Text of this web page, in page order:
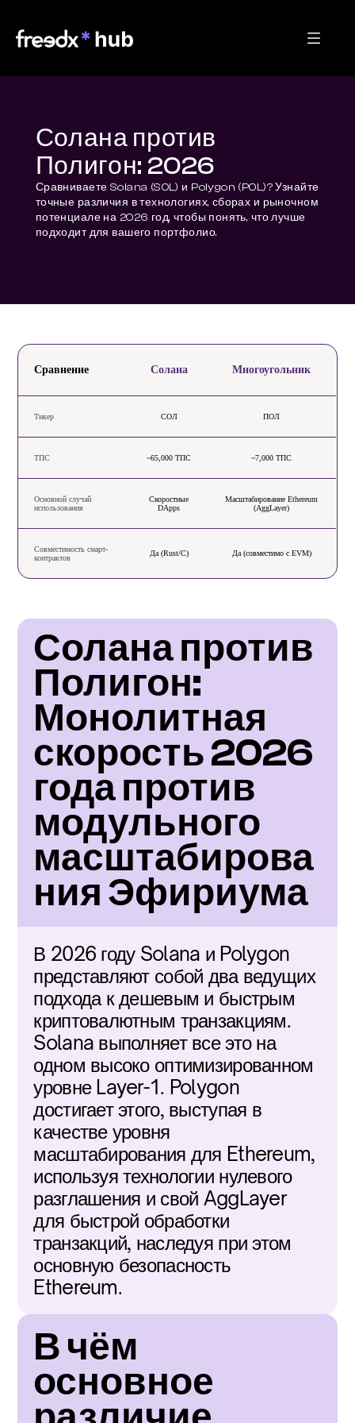
Солана против
Полигон: 2026
Сравниваете Solana (SOL) и Polygon (POL)? Узнайте
точные различия в технологиях, сборах и рыночном
потенциале на 2026 год, чтобы понять, что лучше
подходит для вашего портфолио.
Сравнение Солана Многоугольник
Тикер СОЛ ПОЛ
ТПС ~65,000 ТПС ~7,000 ТПС
Основной случай
использования
Скоростные
DApps
Масштабирование Ethereum
(AggLayer)
Совместимость смарт-
контрактов
Да (Rust/C) Да (совместимо с EVM)
Солана против
Полигон:
Монолитная
скорость 2026
года против
модульного
масштабирова
ния Эфириума
В 2026 году Solana и Polygon
представляют собой два ведущих
подхода к дешевым и быстрым
криптовалютным транзакциям.
Solana выполняет все это на
одном высоко оптимизированном
уровне Layer-1. Polygon
достигает этого, выступая в
качестве уровня
масштабирования для Ethereum,
используя технологии нулевого
разглашения и свой AggLayer
для быстрой обработки
транзакций, наследуя при этом
основную безопасность
Ethereum.
В чём
основное